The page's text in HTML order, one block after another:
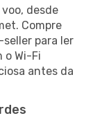
desde
Compre
para ler
o Wi-Fi
antes da